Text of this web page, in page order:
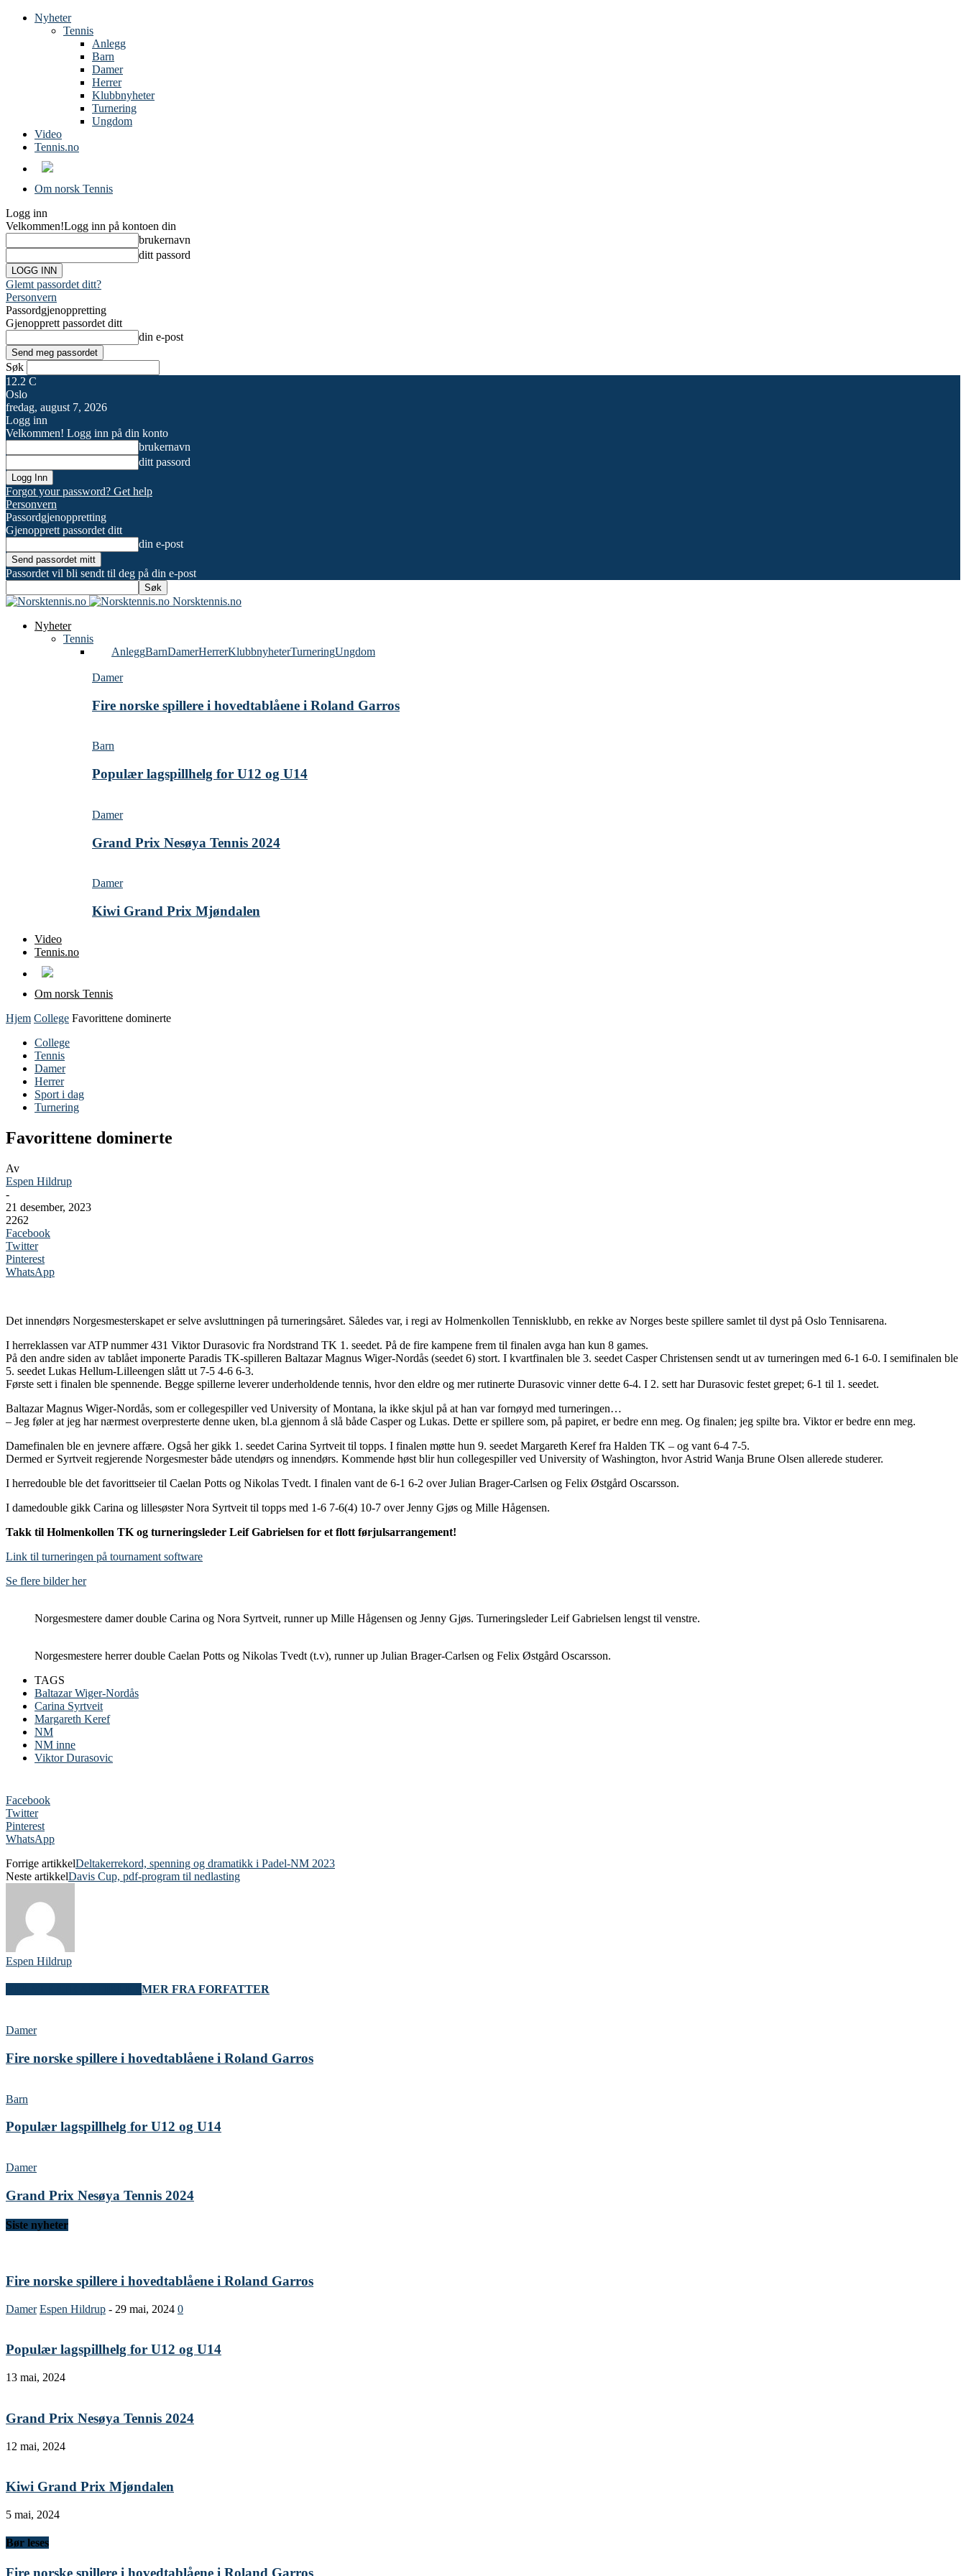
Nyheter
Tennis
Anlegg
Barn
Damer
Herrer
Klubbnyheter
Turnering
Ungdom
Video
Tennis.no
Om norsk Tennis
Logg inn
Velkommen!Logg inn på kontoen din
brukernavn
ditt passord
Glemt passordet ditt?
Personvern
Passordgjenoppretting
Gjenopprett passordet ditt
din e-post
Søk
12.2 C
Oslo
fredag, august 7, 2026
Logg inn
Velkommen! Logg inn på din konto
brukernavn
ditt passord
Forgot your password? Get help
Personvern
Passordgjenoppretting
Gjenopprett passordet ditt
din e-post
Passordet vil bli sendt til deg på din e-post
Norsktennis.no
Nyheter
Tennis
AnleggBarnDamerHerrerKlubbnyheterTurneringUngdom
Damer
Fire norske spillere i hovedtablåene i Roland Garros
Barn
Populær lagspillhelg for U12 og U14
Damer
Grand Prix Nesøya Tennis 2024
Damer
Kiwi Grand Prix Mjøndalen
Video
Tennis.no
Om norsk Tennis
Hjem College Favorittene dominerte
College
Tennis
Damer
Herrer
Sport i dag
Turnering
Favorittene dominerte
Av
Espen Hildrup
-
21 desember, 2023
2262
Facebook
Twitter
Pinterest
WhatsApp
Det innendørs Norgesmesterskapet er selve avsluttningen på turneringsåret. Således var, i regi av Holmenkollen Tennisklubb, en rekke av Norges beste spillere samlet til dyst på Oslo Tennisarena.
I herreklassen var ATP nummer 431 Viktor Durasovic fra Nordstrand TK 1. seedet. På de fire kampene frem til finalen avga han kun 8 games.
På den andre siden av tablået imponerte Paradis TK-spilleren Baltazar Magnus Wiger-Nordås (seedet 6) stort. I kvartfinalen ble 3. seedet Casper Christensen sendt ut av turneringen med 6-1 6-0. I semifinalen ble
5. seedet Lukas Hellum-Lilleengen slått ut 7-5 4-6 6-3.
Første sett i finalen ble spennende. Begge spillerne leverer underholdende tennis, hvor den eldre og mer rutinerte Durasovic vinner dette 6-4. I 2. sett har Durasovic festet grepet; 6-1 til 1. seedet.
Baltazar Magnus Wiger-Nordås, som er collegespiller ved University of Montana, la ikke skjul på at han var fornøyd med turneringen…
– Jeg føler at jeg har nærmest overpresterte denne uken, bl.a gjennom å slå både Casper og Lukas. Dette er spillere som, på papiret, er bedre enn meg. Og finalen; jeg spilte bra. Viktor er bedre enn meg.
Damefinalen ble en jevnere affære. Også her gikk 1. seedet Carina Syrtveit til topps. I finalen møtte hun 9. seedet Margareth Keref fra Halden TK – og vant 6-4 7-5.
Dermed er Syrtveit regjerende Norgesmester både utendørs og innendørs. Kommende høst blir hun collegespiller ved University of Washington, hvor Astrid Wanja Brune Olsen allerede studerer.
I herredouble ble det favorittseier til Caelan Potts og Nikolas Tvedt. I finalen vant de 6-1 6-2 over Julian Brager-Carlsen og Felix Østgård Oscarsson.
I damedouble gikk Carina og lillesøster Nora Syrtveit til topps med 1-6 7-6(4) 10-7 over Jenny Gjøs og Mille Hågensen.
Takk til Holmenkollen TK og turneringsleder Leif Gabrielsen for et flott førjulsarrangement!
Link til turneringen på tournament software
Se flere bilder her
Norgesmestere damer double Carina og Nora Syrtveit, runner up Mille Hågensen og Jenny Gjøs. Turneringsleder Leif Gabrielsen lengst til venstre.
Norgesmestere herrer double Caelan Potts og Nikolas Tvedt (t.v), runner up Julian Brager-Carlsen og Felix Østgård Oscarsson.
TAGS
Baltazar Wiger-Nordås
Carina Syrtveit
Margareth Keref
NM
NM inne
Viktor Durasovic
Facebook
Twitter
Pinterest
WhatsApp
Forrige artikkelDeltakerrekord, spenning og dramatikk i Padel-NM 2023
Neste artikkelDavis Cup, pdf-program til nedlasting
Espen Hildrup
MER FRA FORFATTER
Damer
Fire norske spillere i hovedtablåene i Roland Garros
Barn
Populær lagspillhelg for U12 og U14
Damer
Grand Prix Nesøya Tennis 2024
Siste nyheter
Fire norske spillere i hovedtablåene i Roland Garros
Damer Espen Hildrup - 29 mai, 2024 0
Populær lagspillhelg for U12 og U14
13 mai, 2024
Grand Prix Nesøya Tennis 2024
12 mai, 2024
Kiwi Grand Prix Mjøndalen
5 mai, 2024
Bør leses
Fire norske spillere i hovedtablåene i Roland Garros